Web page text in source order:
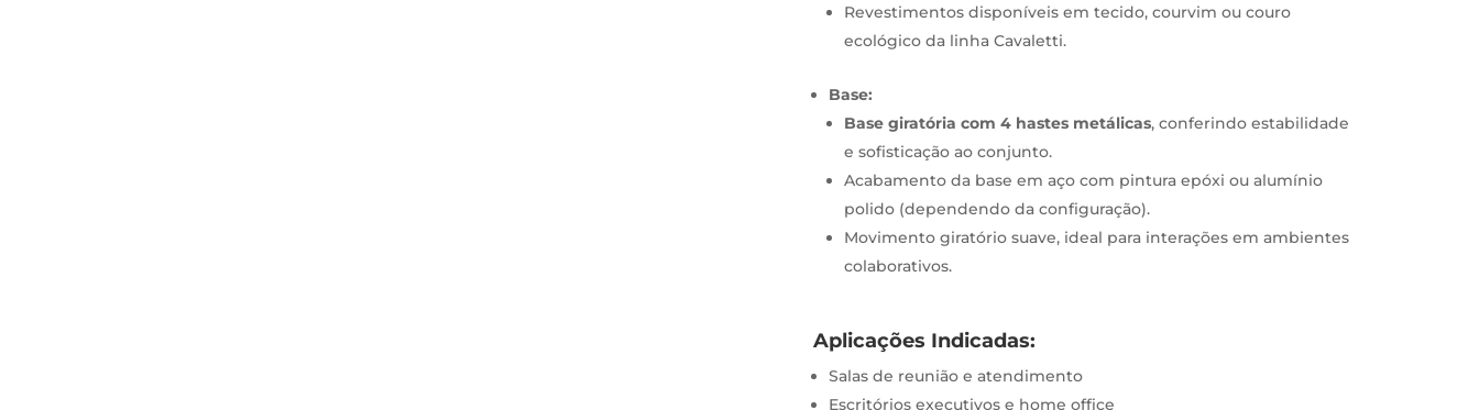
Revestimentos disponíveis em tecido, courvim ou couro
ecológico da linha Cavaletti.
Base:
Base giratória com 4 hastes metálicas, conferindo estabilidade
e sofisticação ao conjunto.
Acabamento da base em aço com pintura epóxi ou alumínio
polido (dependendo da configuração).
Movimento giratório suave, ideal para interações em ambientes
colaborativos.
Aplicações Indicadas:
Salas de reunião e atendimento
Escritórios executivos e home office